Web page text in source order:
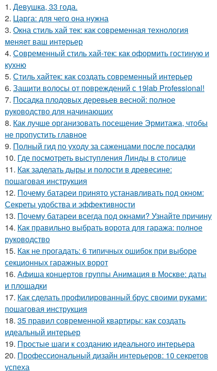
1. Девушка, 33 года.
2. Царга: для чего она нужна
3. Окна стиль хай тек: как современная технология
меняет ваш интерьер
4. Современный стиль хай-тек: как оформить гостиную и
кухню
5. Стиль хайтек: как создать современный интерьер
6. Защити волосы от повреждений с 19lab Professional!
7. Посадка плодовых деревьев весной: полное
руководство для начинающих
8. Как лучше организовать посещение Эрмитажа, чтобы
не пропустить главное
9. Полный гид по уходу за саженцами после посадки
10. Где посмотреть выступления Линды в столице
11. Как заделать дыры и полости в древесине:
пошаговая инструкция
12. Почему батареи принято устанавливать под окном:
Секреты удобства и эффективности
13. Почему батареи всегда под окнами? Узнайте причину
14. Как правильно выбрать ворота для гаража: полное
руководство
15. Как не прогадать: 6 типичных ошибок при выборе
секционных гаражных ворот
16. Афиша концертов группы Анимация в Москве: даты
и площадки
17. Как сделать профилированный брус своими руками:
пошаговая инструкция
18. 35 правил современной квартиры: как создать
идеальный интерьер
19. Простые шаги к созданию идеального интерьера
20. Профессиональный дизайн интерьеров: 10 секретов
успеха